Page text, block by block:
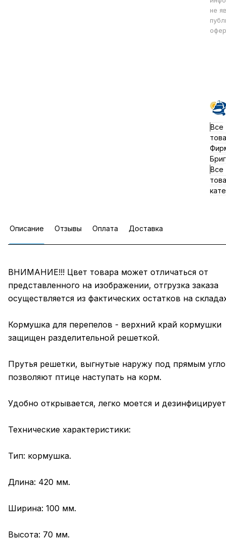
не
Все
Бриг
Все
Описание Отзывы Оплата Доставка
ВНИМАНИЕ!!! Цвет товара может отличаться от
представленного на изображении, отгрузка заказа
осуществляется из фактических остатков на
Кормушка для перепелов - верхний край кормушки
защищен разделительной решеткой.
Прутья решетки, выгнутые наружу под прямым
позволяют птице наступать на корм.
Удобно открывается, легко моется и
Технические характеристики:
Тип: кормушка.
Длина: 420 мм.
Ширина: 100 мм.
Высота: 70 мм.